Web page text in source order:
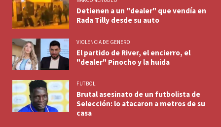
Detienen a un "dealer" que vendía en
Rada Tilly desde su auto
VIOLENCIA DE GENERO
El partido de River, el encierro, el
"dealer" Pinocho y la huida
FUTBOL
Brutal asesinato de un futbolista de
Selección: lo atacaron a metros de su
casa